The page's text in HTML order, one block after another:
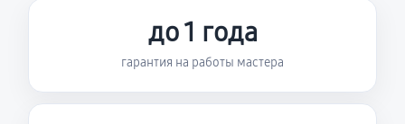
до 1 года
гарантия на работы мастера